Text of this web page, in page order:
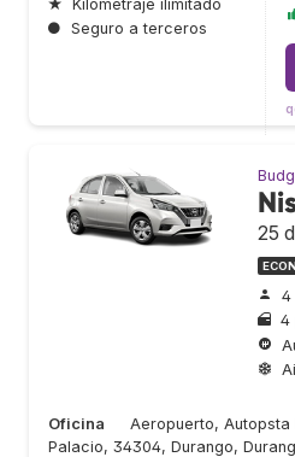
★ Kilometraje ilimitado
● Seguro a terceros
25
4
4
Oficina
Aeropuerto, Autopsta
Palacio, 34304, Durango,